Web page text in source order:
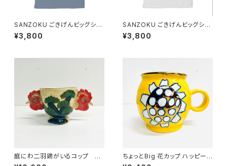
SANZOKU ごきげんビッグシル
エットT★（アシッドブルー）
¥3,800
SANZOKU ごきげんビッグシル
エットT★（ホワイト）
¥3,800
庭にわ二羽鶏がいるコップ み
んなのSANZOKU☆
ちょっとBig 花カップ ハッピーイ
エロー